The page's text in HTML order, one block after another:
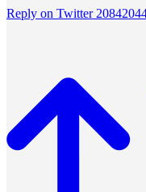
Reply on Twitter